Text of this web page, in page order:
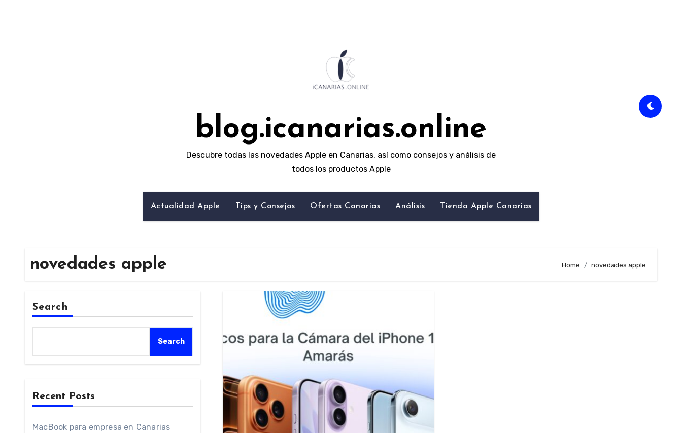
blog.icanarias.online
Descubre todas las novedades Apple en Canarias, así como consejos y análisis de
todos los productos Apple
Actualidad Apple Tips y Consejos Ofertas Canarias Análisis Tienda Apple Canarias
novedades apple Home novedades apple
Search
Search
Recent Posts
MacBook para empresa en Canarias